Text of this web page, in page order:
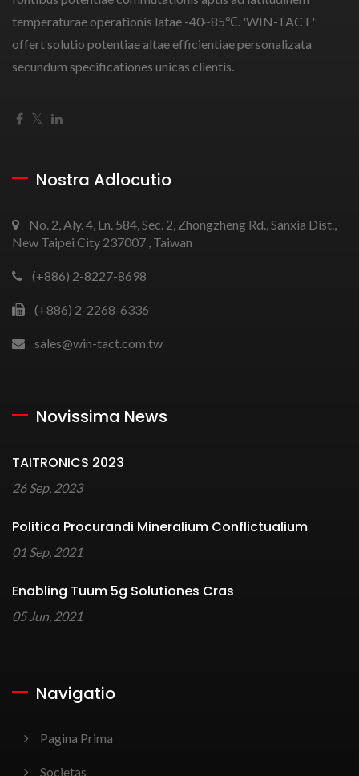
temperaturae operationis latae -40~85℃. 'WIN-TACT'
offert solutio potentiae altae efficientiae personalizata
secundum specificationes unicas clientis.
Nostra Adlocutio
No. 2, Aly. 4, Ln. 584, Sec. 2, Zhongzheng Rd., Sanxia Dist.,
New Taipei City 237007 , Taiwan
(+886) 2-8227-8698
(+886) 2-2268-6336
sales@win-tact.com.tw
Novissima News
TAITRONICS 2023
26 Sep, 2023
Politica Procurandi Mineralium Conflictualium
01 Sep, 2021
Enabling Tuum 5g Solutiones Cras
05 Jun, 2021
Navigatio
Pagina Prima
Societas